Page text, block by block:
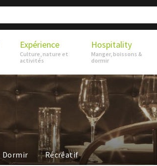
Expérience
Culture, nature et
activités
Hospitality
Manger, boissons &
dormir
Dormir Récréatif